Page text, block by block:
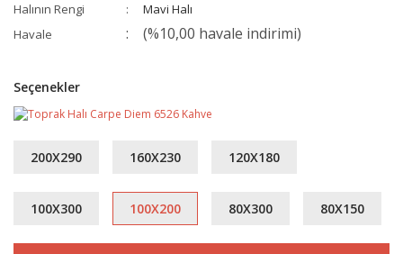
Halının Rengi
Mavi Halı
Havale
(%10,00 havale indirimi)
Seçenekler
200X290 160X230 120X180
100X300 100X200 80X300 80X150